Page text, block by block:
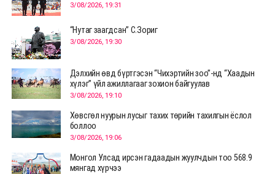
3/08/2026, 19:31
“Нутаг заагдсан” С.Зориг
3/08/2026, 19:30
Дэлхийн өвд бүртгэсэн “Чихэртийн зоо”-нд “Хаадын
хүлэг” үйл ажиллагааг зохион байгуулав
3/08/2026, 19:10
Хөвсгөл нуурын лусыг тахих төрийн тахилгын ёслол
боллоо
3/08/2026, 19:06
Монгол Улсад ирсэн гадаадын жуулчдын тоо 568.9
мянгад хүрчээ